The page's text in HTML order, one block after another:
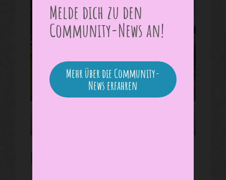
Ruhrcamping, Essen
Melde dich zu den
Community-News an!
Mehr über die Community-
News erfahren